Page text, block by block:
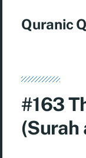
Quranic
#163
(Surah